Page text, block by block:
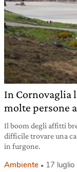
In Cornovaglia
molte persone
Il boom degli affitti
difficile trovare una
in furgone.
Ambiente 17